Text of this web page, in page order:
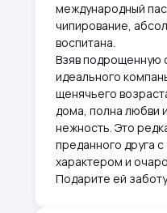
международный
чипирование,
воспитана.
Взяв подрощенную
идеального
щенячьего
дома, полна любви
нежность. Это
преданного друга
характером и
Подарите ей